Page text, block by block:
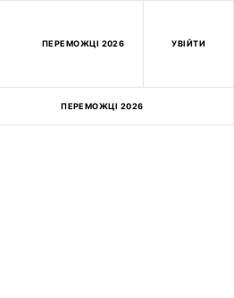
ПEРЕМОЖЦІ 2026 УВІЙТИ
ПЕРЕМОЖЦІ 2026